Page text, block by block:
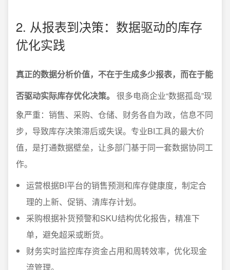
2. 从报表到决策：数据驱动的库存
优化实践
真正的数据分析价值，不在于生成多少报表，而在于能
否驱动实际库存优化决策。
很多电商企业“数据孤岛”现
象严重：销售、采购、仓储、财务各自为政，信息不同
步，导致库存决策滞后或失误。专业BI工具的最大价
值，是打通数据壁垒，让多部门基于同一套数据协同工
作。
运营根据BI平台的销售预测和库存健康度，制定合
理的上新、促销、清库存计划。
采购根据补货预警和SKU结构优化报告，精准下
单，避免超采或断货。
财务实时监控库存资金占用和周转效率，优化现金
流管理。